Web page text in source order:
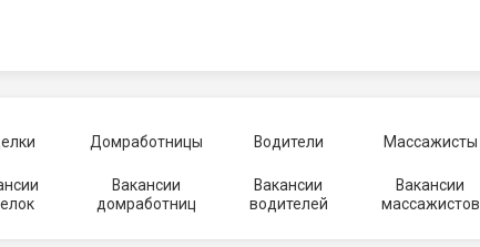
Домработницы Водители Массажисты
Вакансии
домработниц
Вакансии
водителей
Вакансии
массажистов